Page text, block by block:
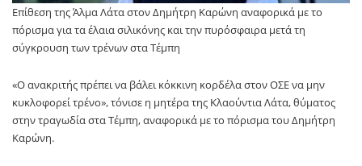
Επίθεση της Άλμα Λάτα στον Δημήτρη Καρώνη αναφορικά με το
πόρισμα για τα έλαια σιλικόνης και την πυρόσφαιρα μετά τη
σύγκρουση των τρένων στα Τέμπη
«Ο ανακριτής πρέπει να βάλει κόκκινη κορδέλα στον ΟΣΕ να μην
κυκλοφορεί τρένο», τόνισε η μητέρα της Κλαούντια Λάτα, θύματος
στην τραγωδία στα Τέμπη, αναφορικά με το πόρισμα του Δημήτρη
Καρώνη.